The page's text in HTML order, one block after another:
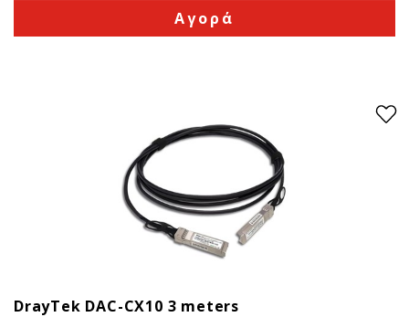
Αγορά
DrayTek DAC-CX10 3 meters